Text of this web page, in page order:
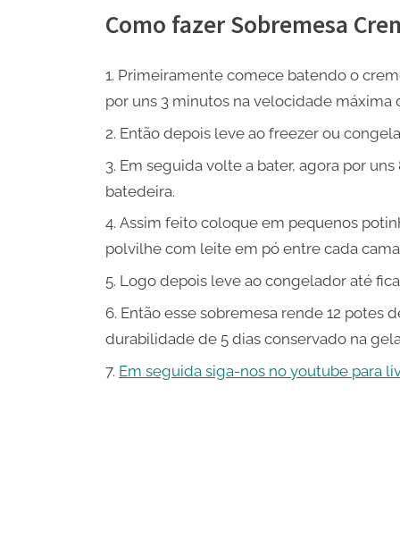
Como fazer Sobremesa
Primeiramente comece batendo o
por uns 3 minutos na velocidade máxima
Então depois leve ao freezer ou
Em seguida volte a bater, agora por
batedeira.
Assim feito coloque em pequenos
polvilhe com leite em pó entre cada
Logo depois leve ao congelador até
Então esse sobremesa rende 12 potes
durabilidade de 5 dias conservado na
Em seguida siga-nos no youtube para